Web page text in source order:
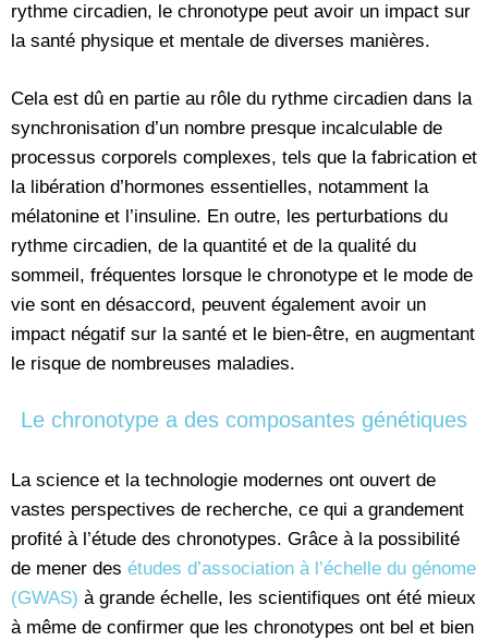
rythme circadien, le chronotype peut avoir un impact sur
la santé physique et mentale de diverses manières.
Cela est dû en partie au rôle du rythme circadien dans la
synchronisation d’un nombre presque incalculable de
processus corporels complexes, tels que la fabrication et
la libération d’hormones essentielles, notamment la
mélatonine et l’insuline. En outre, les perturbations du
rythme circadien, de la quantité et de la qualité du
sommeil, fréquentes lorsque le chronotype et le mode de
vie sont en désaccord, peuvent également avoir un
impact négatif sur la santé et le bien-être, en augmentant
le risque de nombreuses maladies.
Le chronotype a des composantes génétiques
La science et la technologie modernes ont ouvert de
vastes perspectives de recherche, ce qui a grandement
profité à l’étude des chronotypes. Grâce à la possibilité
de mener des études d’association à l’échelle du génome
(GWAS) à grande échelle, les scientifiques ont été mieux
à même de confirmer que les chronotypes ont bel et bien